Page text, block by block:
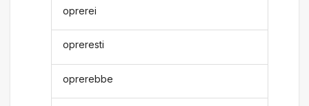
oprerei
opreresti
oprerebbe